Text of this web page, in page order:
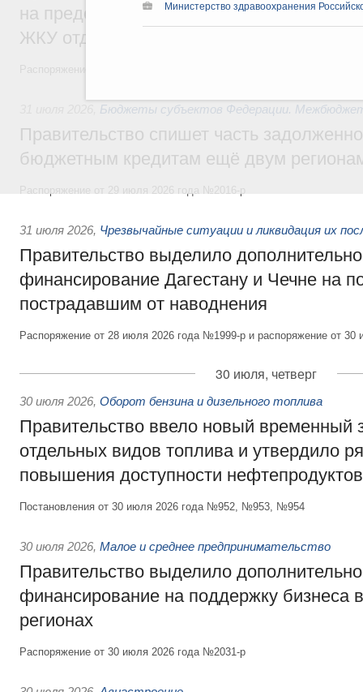
Министерство здравоохранения
на предоставление мер социальной
ЖКУ отдельным категориям граждан
Бюджеты субъектов Федерации.
Правительство спишет часть
бюджетным кредитам ещё двум
31 июля 2026, Чрезвычайные ситуации и ликвидация их
Правительство выделило
финансирование Дагестану и Чечне на
пострадавшим от наводнения
Распоряжение от 28 июля 2026 года №1999-р и распоряжение от
30 июля, четверг
30 июля 2026, Оборот бензина и дизельного топлива
Правительство ввело новый временный
отдельных видов топлива и утвердило
повышения доступности нефтепродуктов
Постановления от 30 июля 2026 года №952, №953, №954
30 июля 2026, Малое и среднее предпринимательство
Правительство выделило
финансирование на поддержку бизнеса
регионах
Распоряжение от 30 июля 2026 года №2031-р